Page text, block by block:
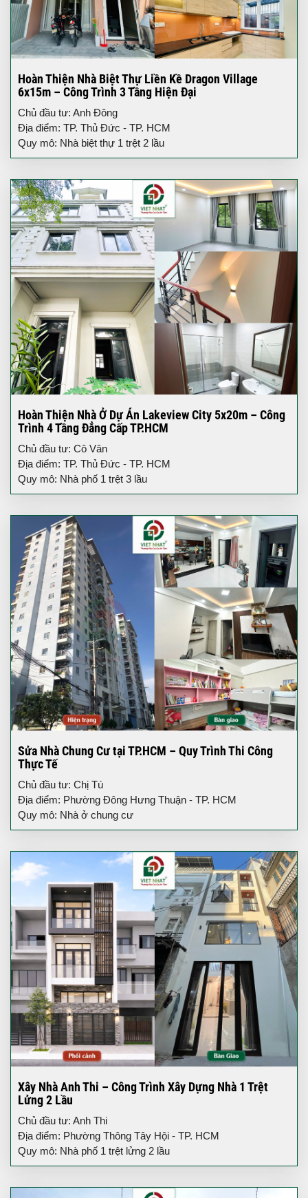
Hoàn Thiện Nhà Biệt Thự Liền Kề Dragon Village
6x15m – Công Trình 3 Tầng Hiện Đại
Chủ đầu tư: Anh Đông
Địa điểm: TP. Thủ Đức - TP. HCM
Quy mô: Nhà biệt thự 1 trệt 2 lầu
Hoàn Thiện Nhà Ở Dự Án Lakeview City 5x20m – Công
Trình 4 Tầng Đẳng Cấp TP.HCM
Chủ đầu tư: Cô Vân
Địa điểm: TP. Thủ Đức - TP. HCM
Quy mô: Nhà phố 1 trệt 3 lầu
Sửa Nhà Chung Cư tại TP.HCM – Quy Trình Thi Công
Thực Tế
Chủ đầu tư: Chị Tú
Địa điểm: Phường Đông Hưng Thuận - TP. HCM
Quy mô: Nhà ở chung cư
Xây Nhà Anh Thi – Công Trình Xây Dựng Nhà 1 Trệt
Lửng 2 Lầu
Chủ đầu tư: Anh Thi
Địa điểm: Phường Thông Tây Hội - TP. HCM
Quy mô: Nhà phố 1 trệt lửng 2 lầu